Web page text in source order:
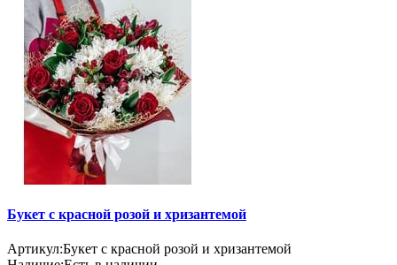
Букет с красной розой и хризантемой
Артикул:Букет с красной розой и хризантемой